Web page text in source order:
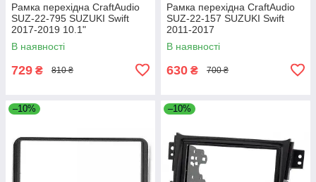
Рамка перехідна CraftAudio
SUZ-22-795 SUZUKI Swift
2017-2019 10.1"
В наявності
729 ₴ 810 ₴
Рамка перехідна CraftAudio
SUZ-22-157 SUZUKI Swift
2011-2017
В наявності
630 ₴ 700 ₴
–10% –10%